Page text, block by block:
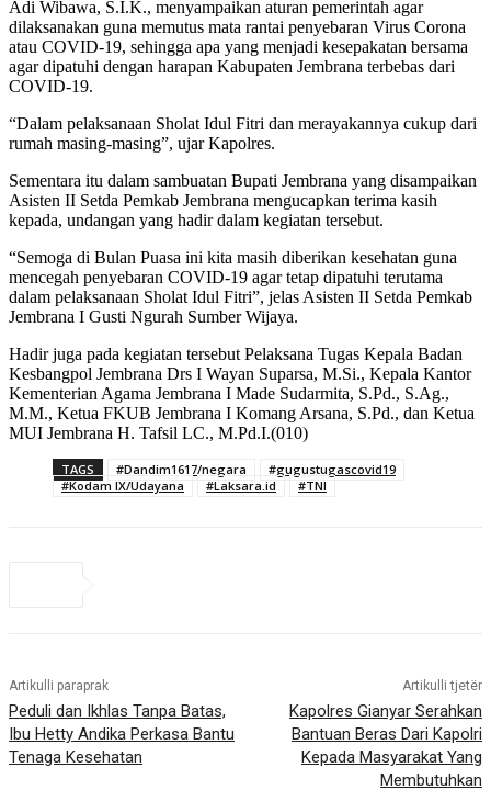
Adi Wibawa, S.I.K., menyampaikan aturan pemerintah agar
dilaksanakan guna memutus mata rantai penyebaran Virus Corona
atau COVID-19, sehingga apa yang menjadi kesepakatan bersama
agar dipatuhi dengan harapan Kabupaten Jembrana terbebas dari
COVID-19.
“Dalam pelaksanaan Sholat Idul Fitri dan merayakannya cukup dari
rumah masing-masing”, ujar Kapolres.
Sementara itu dalam sambuatan Bupati Jembrana yang disampaikan
Asisten II Setda Pemkab Jembrana mengucapkan terima kasih
kepada, undangan yang hadir dalam kegiatan tersebut.
“Semoga di Bulan Puasa ini kita masih diberikan kesehatan guna
mencegah penyebaran COVID-19 agar tetap dipatuhi terutama
dalam pelaksanaan Sholat Idul Fitri”, jelas Asisten II Setda Pemkab
Jembrana I Gusti Ngurah Sumber Wijaya.
Hadir juga pada kegiatan tersebut Pelaksana Tugas Kepala Badan
Kesbangpol Jembrana Drs I Wayan Suparsa, M.Si., Kepala Kantor
Kementerian Agama Jembrana I Made Sudarmita, S.Pd., S.Ag.,
M.M., Ketua FKUB Jembrana I Komang Arsana, S.Pd., dan Ketua
MUI Jembrana H. Tafsil LC., M.Pd.I.(010)
TAGS #Dandim1617/negara
#gugustugascovid19
#Kodam IX/Udayana
#Laksara.id #TNI
Artikulli paraprak
Peduli dan Ikhlas Tanpa Batas,
Ibu Hetty Andika Perkasa Bantu
Tenaga Kesehatan
Artikulli tjetër
Kapolres Gianyar Serahkan
Bantuan Beras Dari Kapolri
Kepada Masyarakat Yang
Membutuhkan